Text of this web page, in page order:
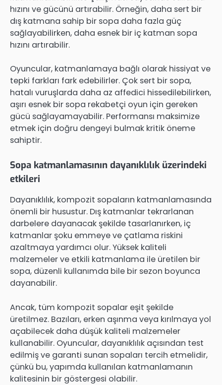
hızını ve gücünü artırabilir. Örneğin, daha sert bir
dış katmana sahip bir sopa daha fazla güç
sağlayabilirken, daha esnek bir iç katman sopa
hızını artırabilir.
Oyuncular, katmanlamaya bağlı olarak hissiyat ve
tepki farkları fark edebilirler. Çok sert bir sopa,
hatalı vuruşlarda daha az affedici hissedilebilirken,
aşırı esnek bir sopa rekabetçi oyun için gereken
gücü sağlayamayabilir. Performansı maksimize
etmek için doğru dengeyi bulmak kritik öneme
sahiptir.
Sopa katmanlamasının dayanıklılık üzerindeki
etkileri
Dayanıklılık, kompozit sopaların katmanlamasında
önemli bir husustur. Dış katmanlar tekrarlanan
darbelere dayanacak şekilde tasarlanırken, iç
katmanlar şoku emmeye ve çatlama riskini
azaltmaya yardımcı olur. Yüksek kaliteli
malzemeler ve etkili katmanlama ile üretilen bir
sopa, düzenli kullanımda bile bir sezon boyunca
dayanabilir.
Ancak, tüm kompozit sopalar eşit şekilde
üretilmez. Bazıları, erken aşınma veya kırılmaya yol
açabilecek daha düşük kaliteli malzemeler
kullanabilir. Oyuncular, dayanıklılık açısından test
edilmiş ve garanti sunan sopaları tercih etmelidir,
çünkü bu, yapımda kullanılan katmanlamanın
kalitesinin bir göstergesi olabilir.